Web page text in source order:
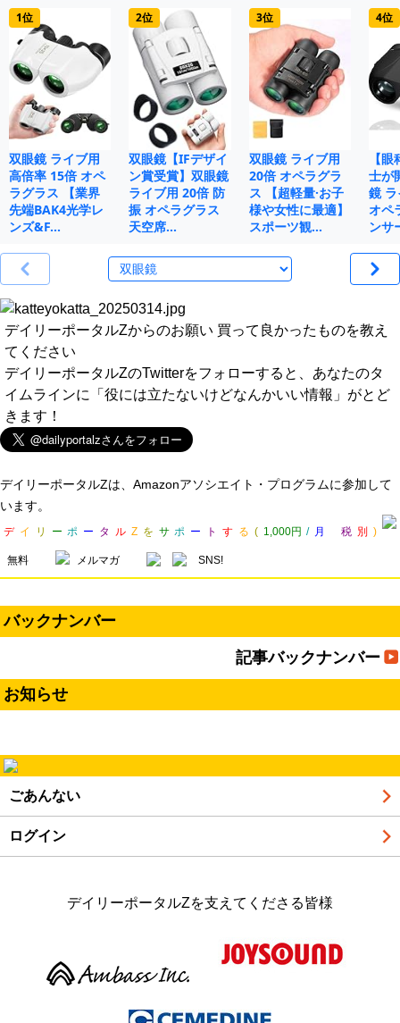
1位
双眼鏡 ライブ用
高倍率 15倍 オペ
ラグラス 【業界
先端BAK4光学レ
ンズ&F…
2位
双眼鏡【IFデザイ
ン賞受賞】双眼鏡
ライブ用 20倍 防
振 オペラグラス
天空席…
3位
双眼鏡 ライブ用
20倍 オペラグラ
ス 【超軽量·お子
様や女性に最適】
スポーツ観…
4位
【
士が
鏡
オペ
ンサ
デイリーポータルZからのお願い 買って良かったものを教え
てください
デイリーポータルZのTwitterをフォローすると、あなたのタ
イムラインに「役には立たないけどなんかいい情報」がとど
きます！
デイリーポータルZは、Amazonアソシエイト・プログラムに参加して
います。
デ イ リ ー ポ ー タ ル Z を サ ポ ー ト す る ( 1,000円 / 月 税 別 )
無料 メルマガ SNS!
バックナンバー
記事バックナンバー
お知らせ
ごあんない
ログイン
デイリーポータルZを支えてくださる皆様